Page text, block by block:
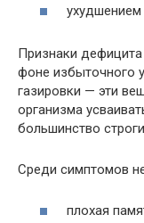
Признаки дефицита
фоне избыточного
газировки — эти
организма
большинство
Среди симптомов
плохая